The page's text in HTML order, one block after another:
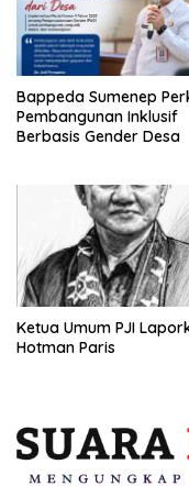
Bappeda Sumenep
Pembangunan Inklusif
Berbasis Gender Desa
Ketua Umum PJI
Hotman Paris